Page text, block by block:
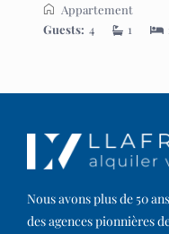
Appartement
Guests: 4 1
Nous avons plus de 50
des agences pionnières